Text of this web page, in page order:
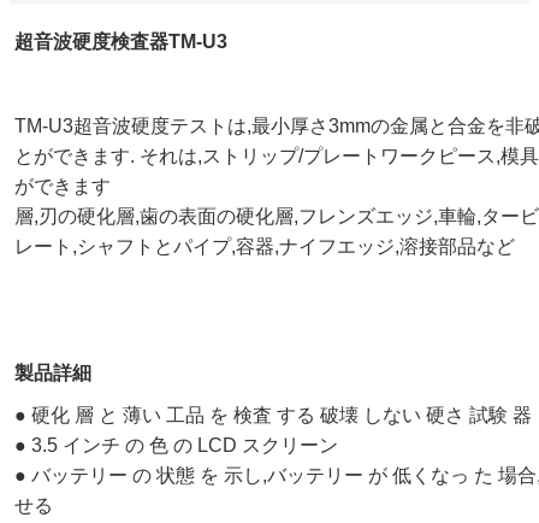
超音波硬度検査器TM-U3
TM-U3超音波硬度テストは,最小厚さ3mmの金属と合金を非
とができます. それは,ストリップ/プレートワークピース,模
ができます
層,刃の硬化層,歯の表面の硬化層,フレンズエッジ,車輪,ター
レート,シャフトとパイプ,容器,ナイフエッジ,溶接部品など
製品詳細
● 硬化 層 と 薄い 工品 を 検査 する 破壊 しない 硬さ 試験 器
● 3.5 インチ の 色 の LCD スクリーン
● バッテリー の 状態 を 示し,バッテリー が 低くなっ た 場
せる